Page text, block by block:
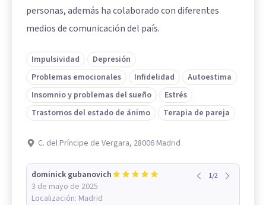
personas, además ha colaborado con diferentes
medios de comunicación del país.
Impulsividad
Depresión
Problemas emocionales
Infidelidad
Autoestima
Insomnio y problemas del sueño
Estrés
Trastornos del estado de ánimo
Terapia de pareja
C. del Príncipe de Vergara, 28006 Madrid
dominick gubanovich
3 de mayo de 2025
Localización: Madrid
1/2